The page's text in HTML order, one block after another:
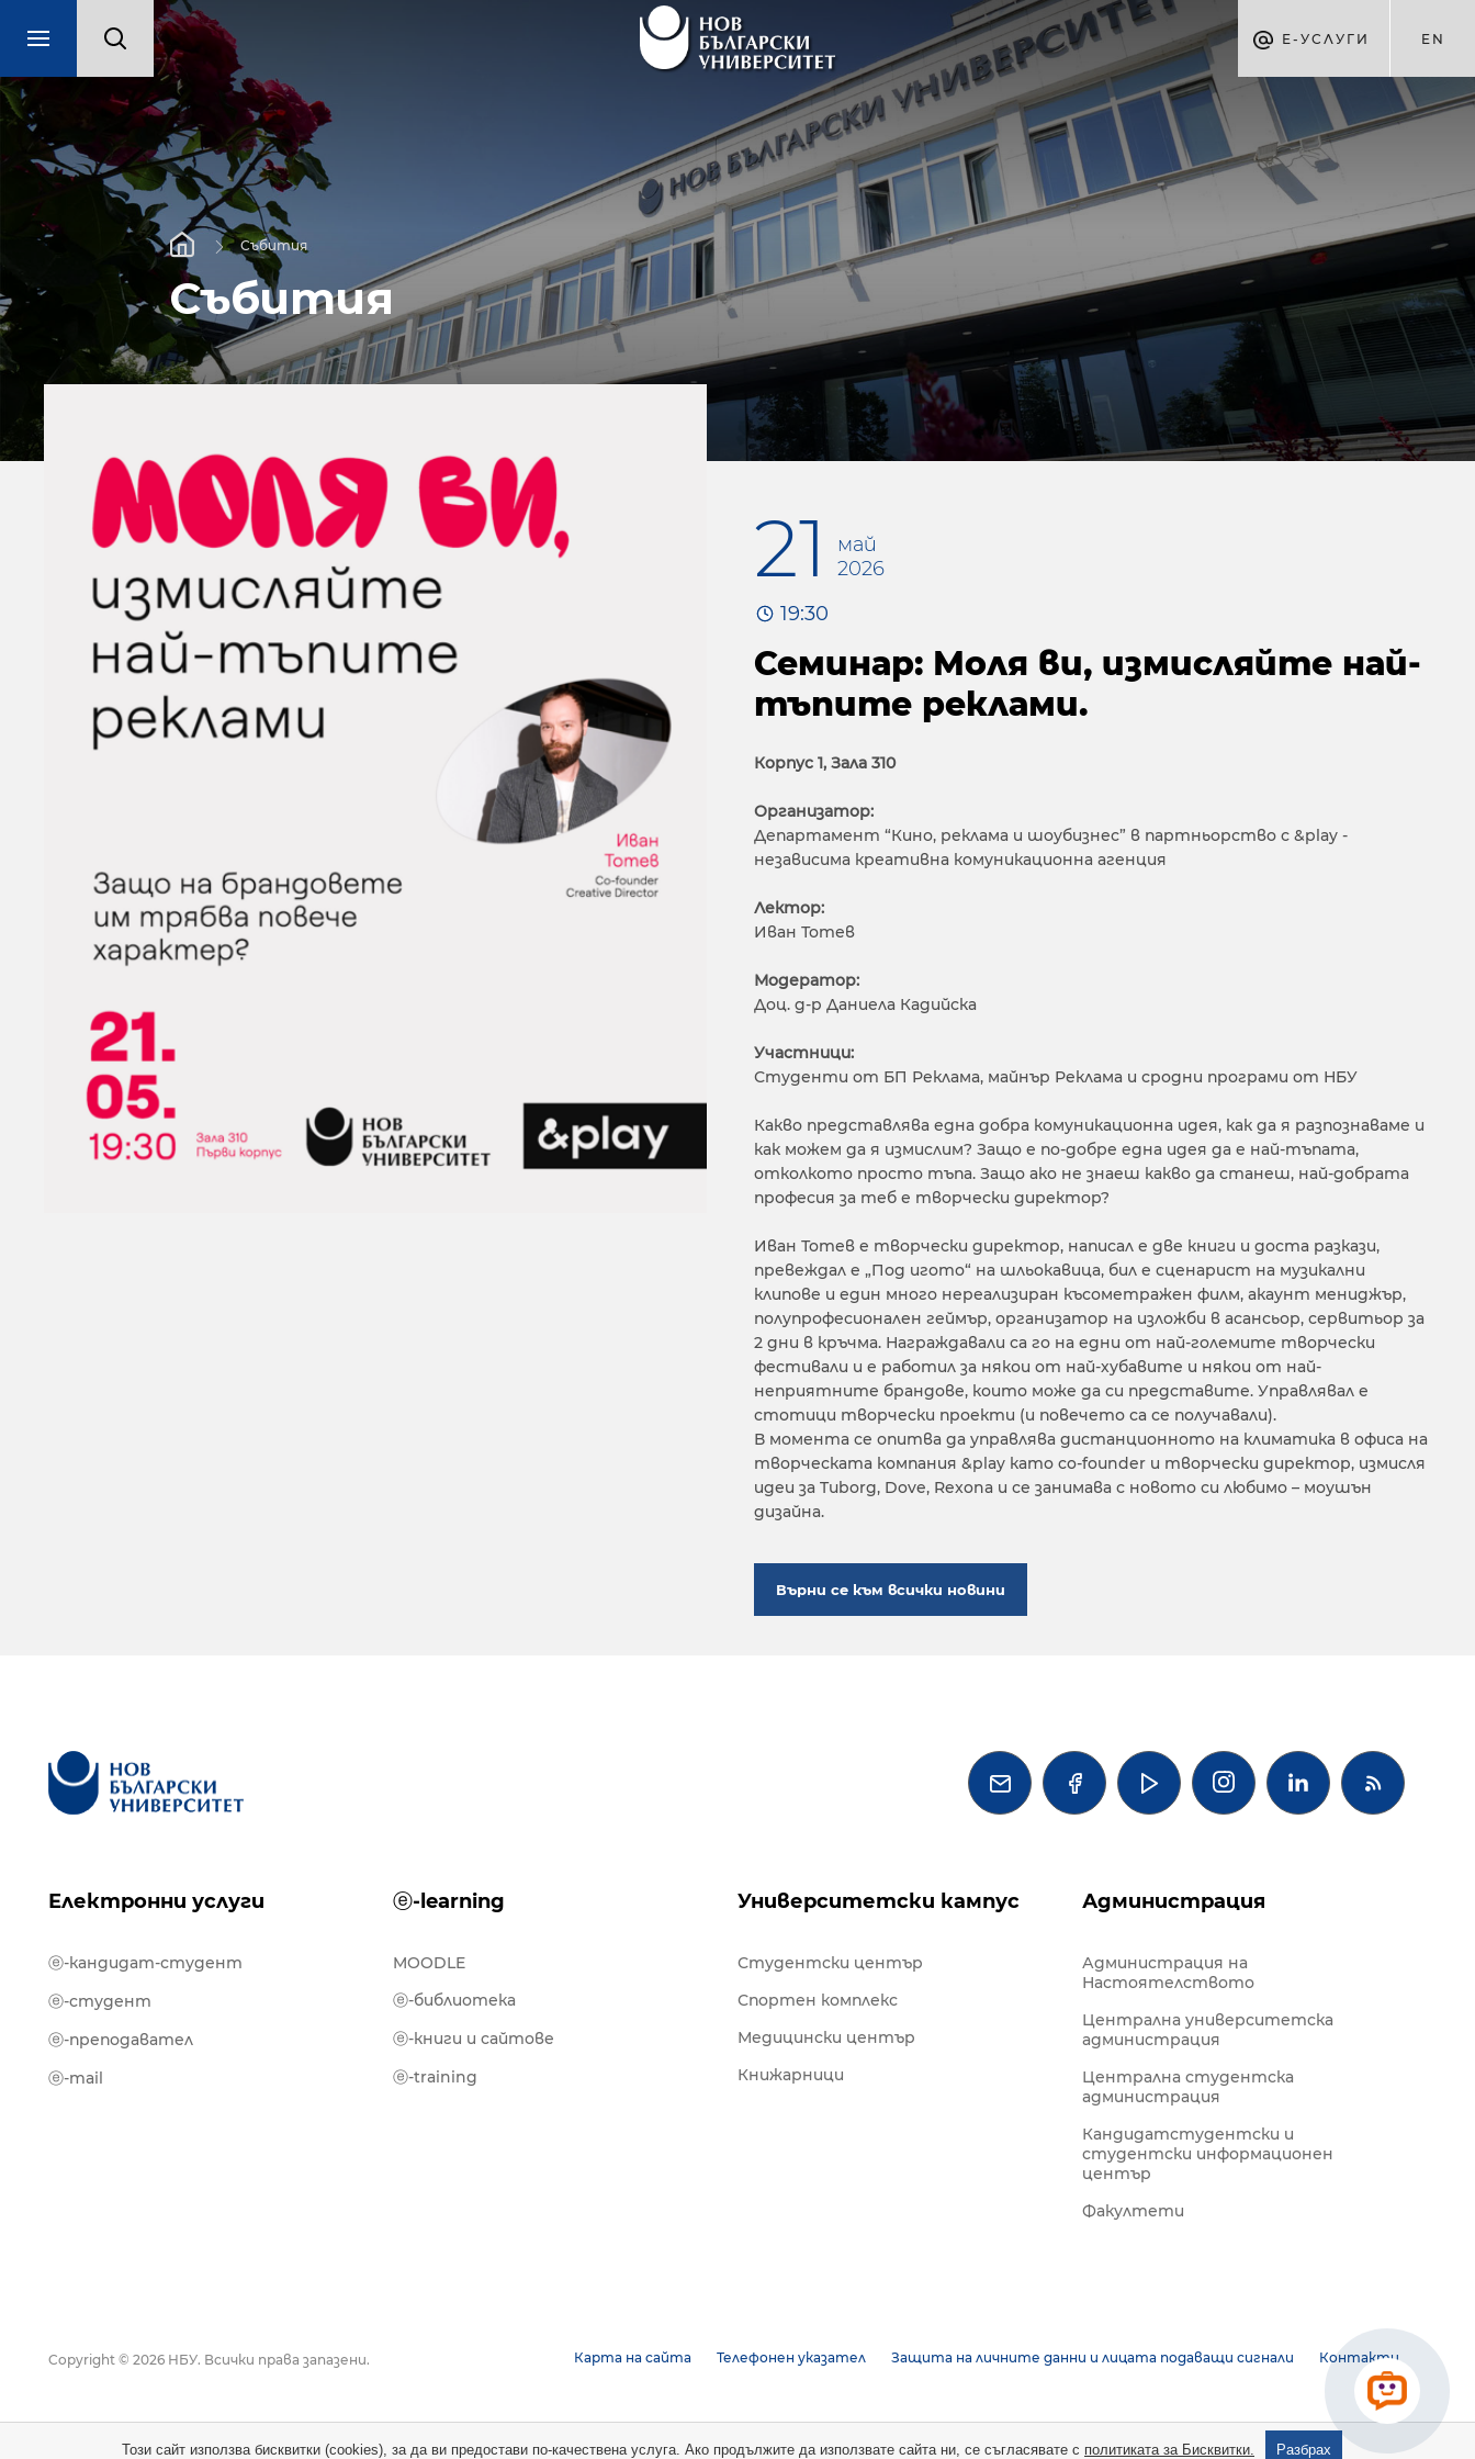
Е-УСЛУГИ EN
Събития
Събития
21
май
2026
19:30
Семинар: Моля ви, измисляйте най-
тъпите реклами.
Корпус 1, Зала 310
Организатор:
Департамент “Кино, реклама и шоубизнес” в партньорство с &play -
независима креативна комуникационна агенция
Лектор:
Иван Тотев
Модератор:
Доц. д-р Даниела Кадийска
Участници:
Студенти от БП Реклама, майнър Реклама и сродни програми от НБУ
Какво представлява една добра комуникационна идея, как да я разпознаваме и
как можем да я измислим? Защо е по-добре една идея да е най-тъпата,
отколкото просто тъпа. Защо ако не знаеш какво да станеш, най-добрата
професия за теб е творчески директор?
Иван Тотев е творчески директор, написал е две книги и доста разкази,
превеждал е „Под игото“ на шльокавица, бил е сценарист на музикални
клипове и един много нереализиран късометражен филм, акаунт мениджър,
полупрофесионален геймър, организатор на изложби в асансьор, сервитьор за
2 дни в кръчма. Награждавали са го на едни от най-големите творчески
фестивали и е работил за някои от най-хубавите и някои от най-
неприятните брандове, които може да си представите. Управлявал е
стотици творчески проекти (и повечето са се получавали).
В момента се опитва да управлява дистанционното на климатика в офиса на
творческата компания &play като co-founder и творчески директор, измисля
идеи за Tuborg, Dove, Rexona и се занимава с новото си любимо – моушън
дизайна.
Върни се към всички новини
   
Електронни услуги ⓔ-learning Университетски кампус Администрация
ⓔ-кандидат-студент
ⓔ-студент
ⓔ-преподавател
ⓔ-mail
MOODLE
ⓔ-библиотека
ⓔ-книги и сайтове
ⓔ-training
Студентски център
Спортен комплекс
Медицински център
Книжарници
Администрация на
Настоятелството
Централна университетска
администрация
Централна студентска
администрация
Кандидатстудентски и
студентски информационен
център
Факултети
Карта на сайта Телефонен указател Защита на личните данни и лицата подаващи сигнали Контакти
Copyright © 2026 НБУ. Всички права запазени.
Този сайт използва бисквитки (cookies), за да ви предостави по-качествена услуга. Ако продължите да използвате сайта ни, се съгласявате с политиката за Бисквитки. Разбрах